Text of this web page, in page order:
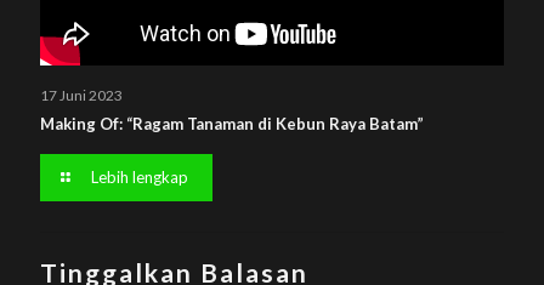
17 Juni 2023
Making Of: “Ragam Tanaman di Kebun Raya Batam”
Lebih lengkap
Tinggalkan Balasan